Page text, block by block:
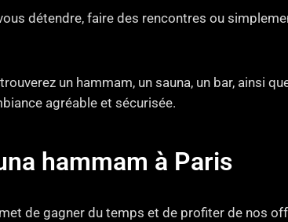
détendre, faire des rencontres ou
un hammam, un sauna, un bar, ainsi
agréable et sécurisée.
hammam à Paris
de gagner du temps et de profiter de nos